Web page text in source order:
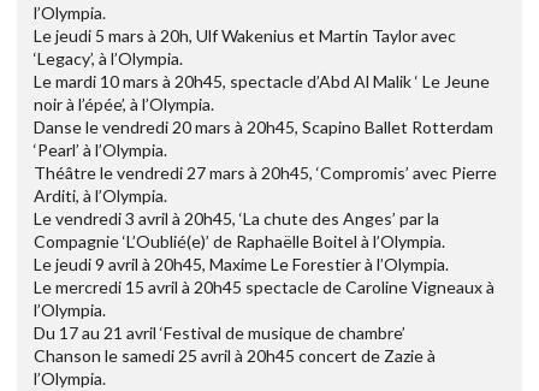
l’Olympia.
Le jeudi 5 mars à 20h, Ulf Wakenius et Martin Taylor avec
‘Legacy’, à l’Olympia.
Le mardi 10 mars à 20h45, spectacle d’Abd Al Malik ‘ Le Jeune
noir à l’épée’, à l’Olympia.
Danse le vendredi 20 mars à 20h45, Scapino Ballet Rotterdam
‘Pearl’ à l’Olympia.
Théâtre le vendredi 27 mars à 20h45, ‘Compromis’ avec Pierre
Arditi, à l’Olympia.
Le vendredi 3 avril à 20h45, ‘La chute des Anges’ par la
Compagnie ‘L’Oublié(e)’ de Raphaëlle Boitel à l’Olympia.
Le jeudi 9 avril à 20h45, Maxime Le Forestier à l’Olympia.
Le mercredi 15 avril à 20h45 spectacle de Caroline Vigneaux à
l’Olympia.
Du 17 au 21 avril ‘Festival de musique de chambre’
Chanson le samedi 25 avril à 20h45 concert de Zazie à
l’Olympia.